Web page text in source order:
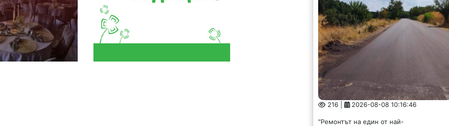
216 | 2026-08-08 10:16:46
"Ремонтът на един от най-